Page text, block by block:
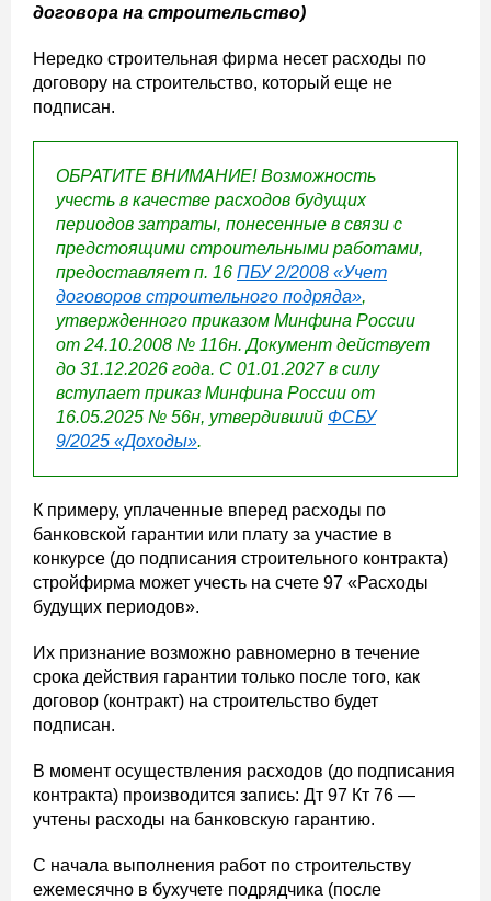
договора на строительство)
Нередко строительная фирма несет расходы по
договору на строительство, который еще не
подписан.
ОБРАТИТЕ ВНИМАНИЕ! Возможность
учесть в качестве расходов будущих
периодов затраты, понесенные в связи с
предстоящими строительными работами,
предоставляет п. 16 ПБУ 2/2008 «Учет
договоров строительного подряда»,
утвержденного приказом Минфина России
от 24.10.2008 № 116н. Документ действует
до 31.12.2026 года. С 01.01.2027 в силу
вступает приказ Минфина России от
16.05.2025 № 56н, утвердивший ФСБУ
9/2025 «Доходы».
К примеру, уплаченные вперед расходы по
банковской гарантии или плату за участие в
конкурсе (до подписания строительного контракта)
стройфирма может учесть на счете 97 «Расходы
будущих периодов».
Их признание возможно равномерно в течение
срока действия гарантии только после того, как
договор (контракт) на строительство будет
подписан.
В момент осуществления расходов (до подписания
контракта) производится запись: Дт 97 Кт 76 —
учтены расходы на банковскую гарантию.
С начала выполнения работ по строительству
ежемесячно в бухучете подрядчика (после